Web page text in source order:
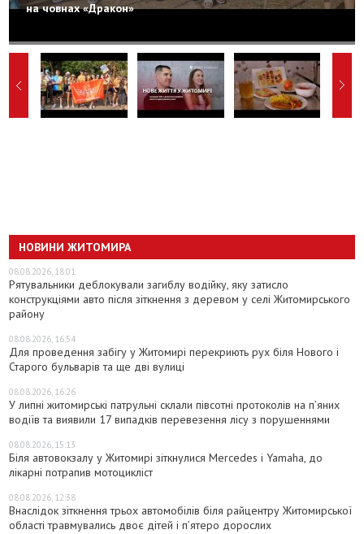
на човнах «Дракон»
НОВИНИ ЖИТОМИРА
08.08.2026, 18:01
Рятувальники деблокували загиблу водійку, яку затисло
конструкціями авто після зіткнення з деревом у селі Житомирського
району
08.08.2026, 16:54
Для проведення забігу у Житомирі перекриють рух біля Нового і
Старого бульварів та ще дві вулиці
08.08.2026, 16:26
У липні житомирські патрульні склали півсотні протоколів на пʼяних
водіїв та виявили 17 випадків перевезення лісу з порушеннями
08.08.2026, 15:13
Біля автовокзалу у Житомирі зіткнулися Mercedes і Yamaha, до
лікарні потрапив мотоцикліст
08.08.2026, 12:38
Внаслідок зіткнення трьох автомобілів біля райцентру Житомирської
області травмувались двоє дітей і пʼятеро дорослих